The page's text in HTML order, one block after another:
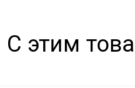
С этим